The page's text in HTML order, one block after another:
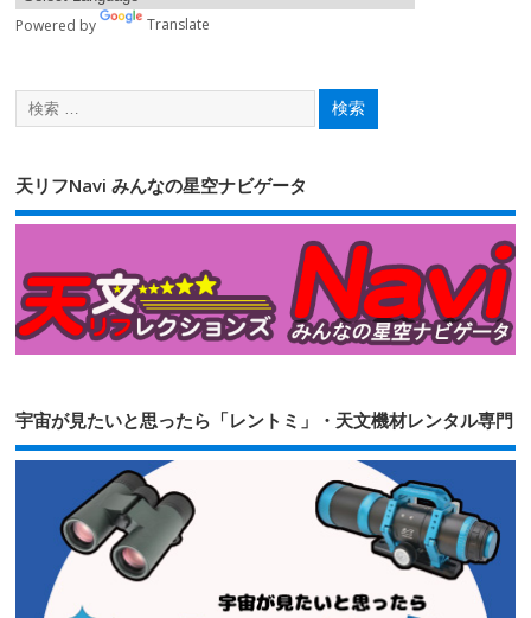
Powered by Translate
天リフNavi みんなの星空ナビゲータ
宇宙が見たいと思ったら「レントミ」・天文機材レンタル専門